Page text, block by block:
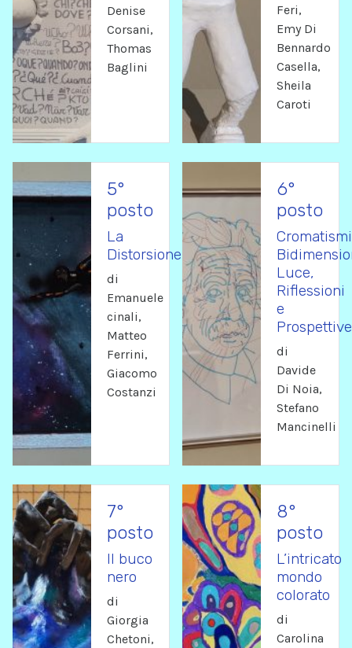
Denise
Corsani,
Thomas
Baglini
Feri,
Emy Di
Bennardo
Casella,
Sheila
Caroti
5°
posto
La
Distorsione
di
Emanuele
cinali,
Matteo
Ferrini,
Giacomo
Costanzi
6°
posto
Cromatismi
Luce,
Riflessioni
e
Prospettive
di
Davide
Di Noia,
Stefano
Mancinelli
7°
posto
Il buco
nero
di
Giorgia
Chetoni,
8°
posto
L’intricato
mondo
colorato
di
Carolina